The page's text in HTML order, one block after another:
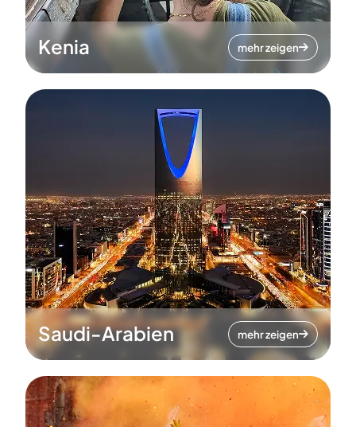
Kenia mehr zeigen
Saudi-Arabien mehr zeigen